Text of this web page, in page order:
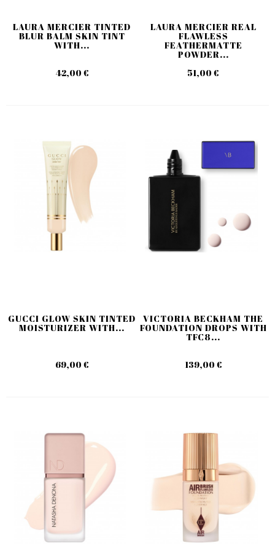
LAURA MERCIER TINTED
BLUR BALM SKIN TINT
WITH...
42,00 €
LAURA MERCIER REAL
FLAWLESS
FEATHERMATTE
POWDER...
51,00 €
GUCCI GLOW SKIN TINTED
MOISTURIZER WITH...
69,00 €
VICTORIA BECKHAM THE
FOUNDATION DROPS WITH
TFC8...
139,00 €